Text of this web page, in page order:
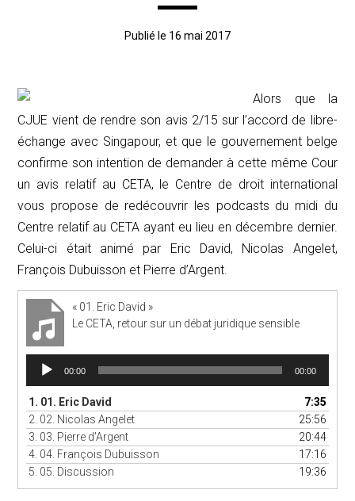
Publié le 16 mai 2017
Alors que la
CJUE vient de rendre son avis 2/15 sur l’accord de libre-
échange avec Singapour, et que le gouvernement belge
confirme son intention de demander à cette même Cour
un avis relatif au CETA, le Centre de droit international
vous propose de redécouvrir les podcasts du midi du
Centre relatif au CETA ayant eu lieu en décembre dernier.
Celui-ci était animé par Eric David, Nicolas Angelet,
François Dubuisson et Pierre d’Argent.
« 01. Eric David »
Le CETA, retour sur un débat juridique sensible
Lecteur
audio
00:00 00:00
1. 01. Eric David
7:35
2. 02. Nicolas Angelet
25:56
3. 03. Pierre d'Argent
20:44
4. 04. François Dubuisson
17:16
5. 05. Discussion 19:36